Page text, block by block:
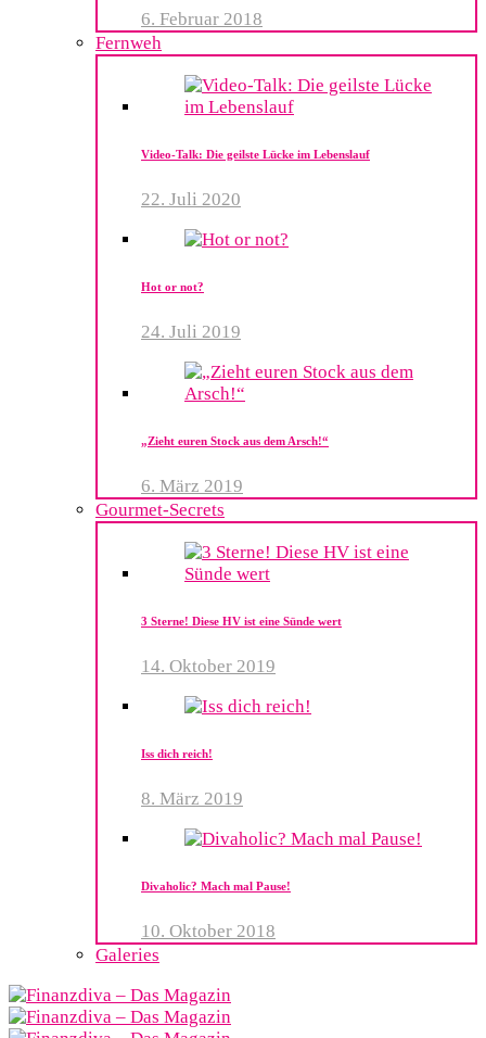
6. Februar 2018
Fernweh
Video-Talk: Die geilste Lücke im Lebenslauf
22. Juli 2020
Hot or not?
24. Juli 2019
„Zieht euren Stock aus dem Arsch!“
6. März 2019
Gourmet-Secrets
3 Sterne! Diese HV ist eine Sünde wert
14. Oktober 2019
Iss dich reich!
8. März 2019
Divaholic? Mach mal Pause!
10. Oktober 2018
Galeries